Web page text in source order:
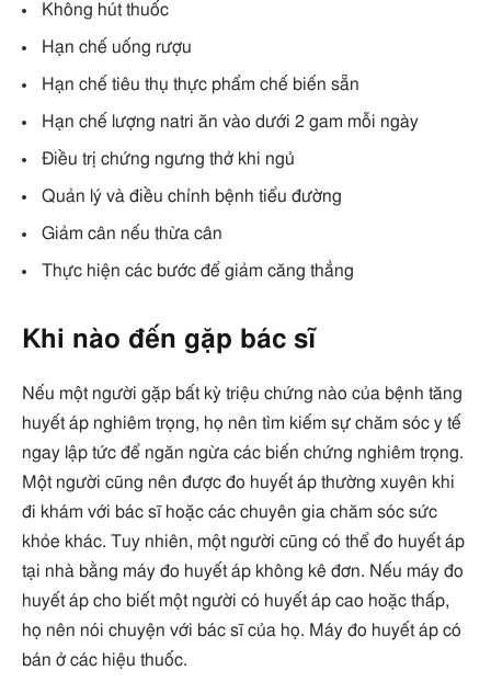
Không hút thuốc
Hạn chế uống rượu
Hạn chế tiêu thụ thực phẩm chế biến sẵn
Hạn chế lượng natri ăn vào dưới 2 gam mỗi ngày
Điều trị chứng ngưng thở khi ngủ
Quản lý và điều chỉnh bệnh tiểu đường
Giảm cân nếu thừa cân
Thực hiện các bước để giảm căng thẳng
Khi nào đến gặp bác sĩ
Nếu một người gặp bất kỳ triệu chứng nào của bệnh tăng
huyết áp nghiêm trọng, họ nên tìm kiếm sự chăm sóc y tế
ngay lập tức để ngăn ngừa các biến chứng nghiêm trọng.
Một người cũng nên được đo huyết áp thường xuyên khi
đi khám với bác sĩ hoặc các chuyên gia chăm sóc sức
khỏe khác. Tuy nhiên, một người cũng có thể đo huyết áp
tại nhà bằng máy đo huyết áp không kê đơn. Nếu máy đo
huyết áp cho biết một người có huyết áp cao hoặc thấp,
họ nên nói chuyện với bác sĩ của họ. Máy đo huyết áp có
bán ở các hiệu thuốc.